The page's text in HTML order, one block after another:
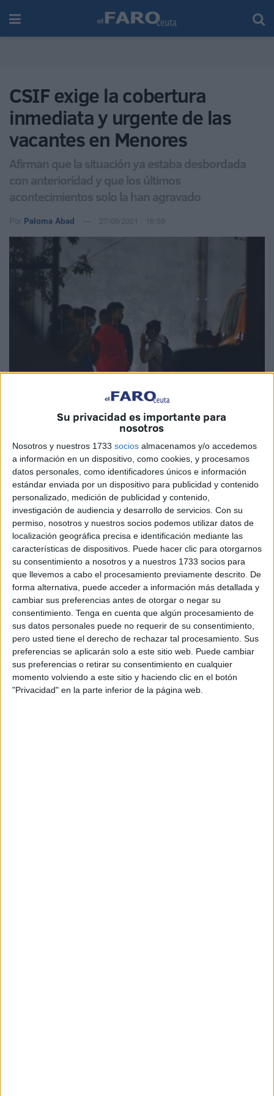
Su privacidad es importante para
nosotros
Nosotros y nuestros 1733 socios almacenamos y/o accedemos
a información en un dispositivo, como cookies, y procesamos
datos personales, como identificadores únicos e información
estándar enviada por un dispositivo para publicidad y contenido
personalizado, medición de publicidad y contenido,
investigación de audiencia y desarrollo de servicios. Con su
permiso, nosotros y nuestros socios podemos utilizar datos de
localización geográfica precisa e identificación mediante las
características de dispositivos. Puede hacer clic para otorgarnos
su consentimiento a nosotros y a nuestros 1733 socios para
que llevemos a cabo el procesamiento previamente descrito. De
forma alternativa, puede acceder a información más detallada y
cambiar sus preferencias antes de otorgar o negar su
consentimiento. Tenga en cuenta que algún procesamiento de
sus datos personales puede no requerir de su consentimiento,
pero usted tiene el derecho de rechazar tal procesamiento. Sus
preferencias se aplicarán solo a este sitio web. Puede cambiar
sus preferencias o retirar su consentimiento en cualquier
momento volviendo a este sitio y haciendo clic en el botón
"Privacidad" en la parte inferior de la página web.
CSIF exige la cobertura
inmediata y urgente de las
vacantes en Menores
Afirman que la situación ya estaba desbordada
con anterioridad y que los últimos
acontecimientos solo la han agravado
Por Paloma Abad 27/05/2021 - 16:59
Imagen de archivo
Para el sindicatoCSIF , la situación desarrollada los
últimos días ante la llegada de miles de marroquíes a
Ceuta ha puesto de manifiesto el “deterioro de los
servicios públicos” y la urgente necesidad de acometer un
plan estratégico de recursos humanos para el conjunto de
las administraciones públicas, como ha sido demandado
con anterioridad en este mismo sindicato.
La presión en el área deMenoresse ha visto
incrementada ante la llegada de manera irregular de miles
de personas, entre ellos numerosos menores, afectando a
una de las áreas más sensibles y “desasistidas del
Gobierno de la Ciudad”, continúan, “que a los ya más de
500 menores que atiende, tiene que añadirse los miles
que “entraron de la noche a la mañana”.